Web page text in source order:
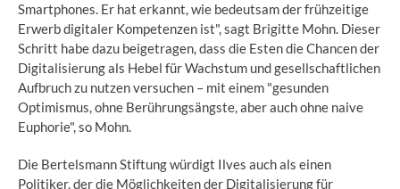
Smartphones. Er hat erkannt, wie bedeutsam der frühzeitige
Erwerb digitaler Kompetenzen ist", sagt Brigitte Mohn. Dieser
Schritt habe dazu beigetragen, dass die Esten die Chancen der
Digitalisierung als Hebel für Wachstum und gesellschaftlichen
Aufbruch zu nutzen versuchen – mit einem "gesunden
Optimismus, ohne Berührungsängste, aber auch ohne naive
Euphorie", so Mohn.
Die Bertelsmann Stiftung würdigt Ilves auch als einen
Politiker, der die Möglichkeiten der Digitalisierung für